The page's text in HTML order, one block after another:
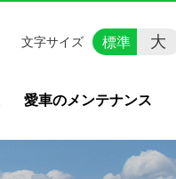
愛車のメンテナンス
文字サイズ 標準 大